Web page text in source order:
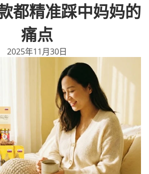
都精准踩中妈妈的
痛点
2025年11月30日